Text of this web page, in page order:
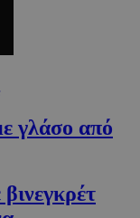
γλάσο από